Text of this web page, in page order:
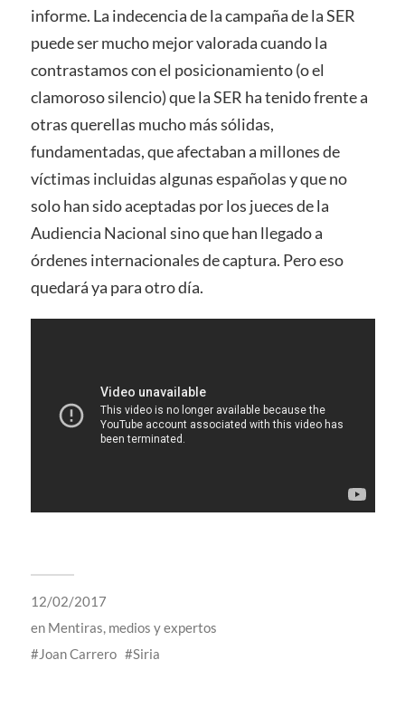
informe. La indecencia de la campaña de la SER
puede ser mucho mejor valorada cuando la
contrastamos con el posicionamiento (o el
clamoroso silencio) que la SER ha tenido frente a
otras querellas mucho más sólidas,
fundamentadas, que afectaban a millones de
víctimas incluidas algunas españolas y que no
solo han sido aceptadas por los jueces de la
Audiencia Nacional sino que han llegado a
órdenes internacionales de captura. Pero eso
quedará ya para otro día.
12/02/2017
en Mentiras, medios y expertos
Joan Carrero
Siria